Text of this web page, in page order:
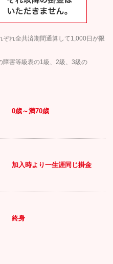
れ全共済期間通算して1,000日が限
障害等級表の1級、2級、3級の
0歳～満70歳
加入時より一生涯同じ掛金
終身